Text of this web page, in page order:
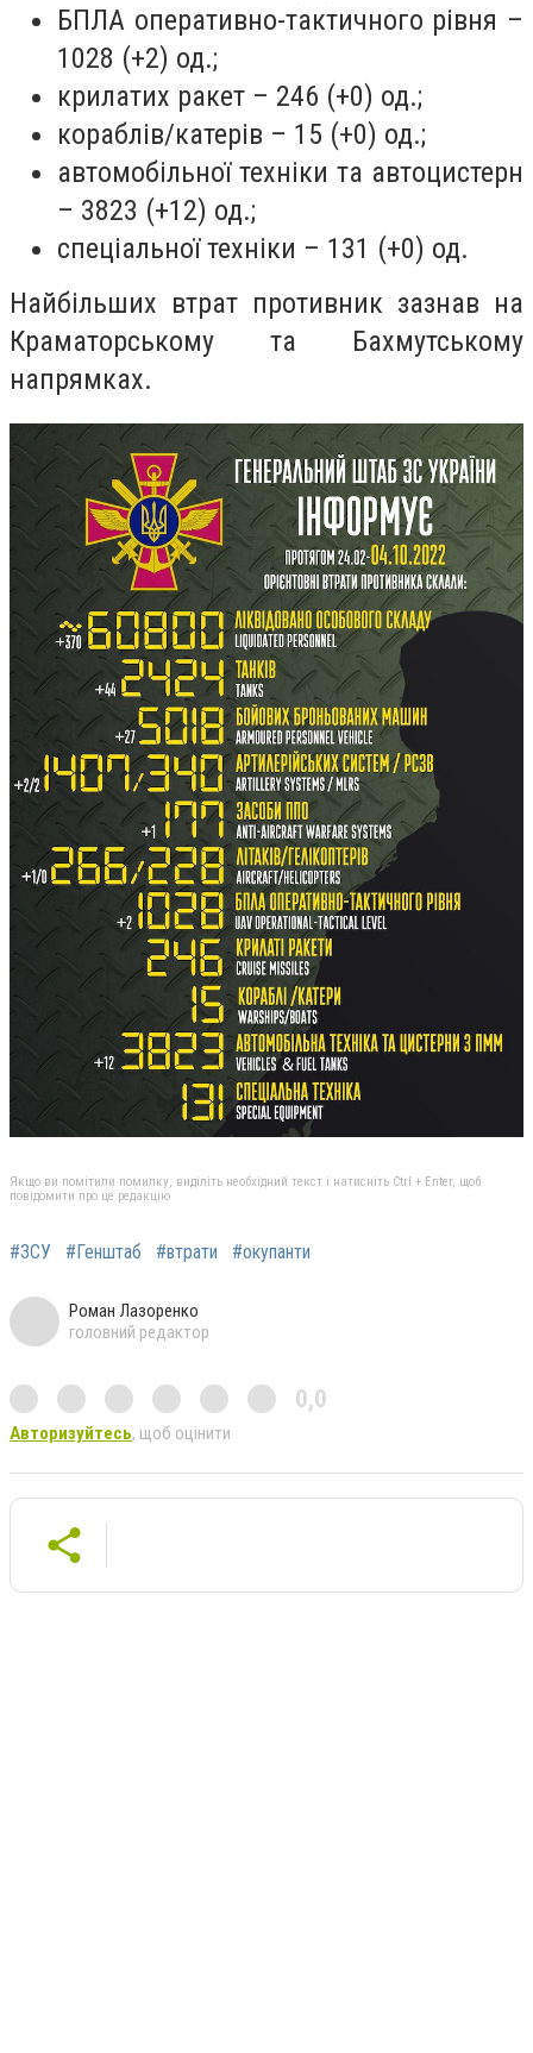
БПЛА оперативно-тактичного рівня –
1028 (+2) од.;
крилатих ракет – 246 (+0) од.;
кораблів/катерів – 15 (+0) од.;
автомобільної техніки та автоцистерн
– 3823 (+12) од.;
спеціальної техніки – 131 (+0) од.
Найбільших втрат противник зазнав на
Краматорському та Бахмутському
напрямках.
Якщо ви помітили помилку, виділіть необхідний текст і натисніть Ctrl + Enter, щоб
повідомити про це редакцію
#ЗСУ #Генштаб #втрати #окупанти
Роман Лазоренко
головний редактор
0,0
Авторизуйтесь, щоб оцінити